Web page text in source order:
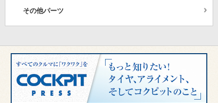
その他パーツ